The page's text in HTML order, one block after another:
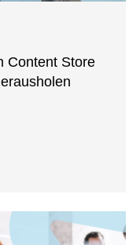
Content Store